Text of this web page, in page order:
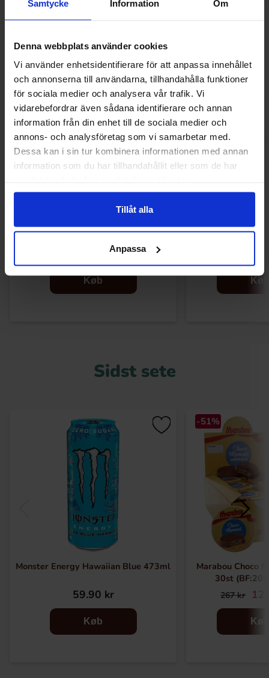
Samtycke Information Om
Denna webbplats använder cookies
Vi använder enhetsidentifierare för att anpassa innehållet
och annonserna till användarna, tillhandahålla funktioner
för sociala medier och analysera vår trafik. Vi
vidarebefordrar även sådana identifierare och annan
information från din enhet till de sociala medier och
annons- och analysföretag som vi samarbetar med.
Dessa kan i sin tur kombinera informationen med annan
information som du har tillhandahållit eller som de har
Tillåt alla
Anpassa
-56%
Adventskalender Sexy Women at Work
19.90 kr
Køb
-57%
Dots Holiday
Køb
Sidst sete
Monster Energy Hawaiian Blue 473ml
59.90 kr
Køb
-51%
Marabou Choco
30st
267 kr
Køb